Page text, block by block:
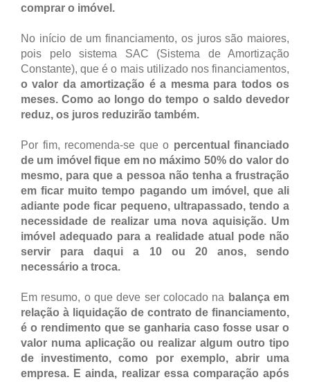
comprar o imóvel.
No início de um financiamento, os juros são maiores,
pois pelo sistema SAC (Sistema de Amortização
Constante), que é o mais utilizado nos financiamentos,
o valor da amortização é a mesma para todos os
meses. Como ao longo do tempo o saldo devedor
reduz, os juros reduzirão também.
Por fim, recomenda-se que o percentual financiado
de um imóvel fique em no máximo 50% do valor do
mesmo, para que a pessoa não tenha a frustração
em ficar muito tempo pagando um imóvel, que ali
adiante pode ficar pequeno, ultrapassado, tendo a
necessidade de realizar uma nova aquisição. Um
imóvel adequado para a realidade atual pode não
servir para daqui a 10 ou 20 anos, sendo
necessário a troca.
Em resumo, o que deve ser colocado na balança em
relação à liquidação de contrato de financiamento,
é o rendimento que se ganharia caso fosse usar o
valor numa aplicação ou realizar algum outro tipo
de investimento, como por exemplo, abrir uma
empresa. E ainda, realizar essa comparação após